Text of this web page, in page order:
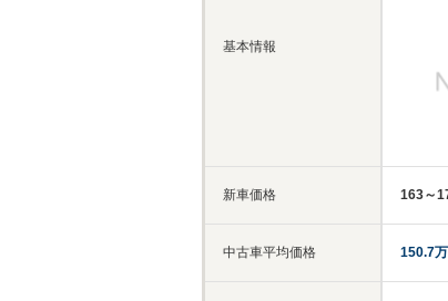
基本情報
新車価格
中古車平均価格
163～
150.7